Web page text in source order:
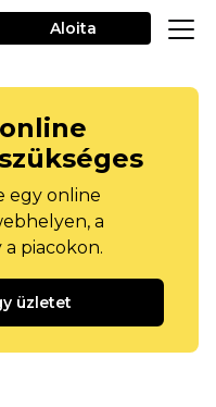
Aloita
egy online
a
a piacokon.
üzletet